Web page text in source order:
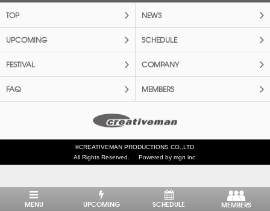
TOP NEWS
UPCOMING SCHEDULE
FESTIVAL COMPANY
FAQ MEMBERS
©CREATIVEMAN PRODUCTIONS CO.,LTD.
All Rights Reserved.
Powered by mgn inc.
MENU UPCOMING SCHEDULE MEMBERS